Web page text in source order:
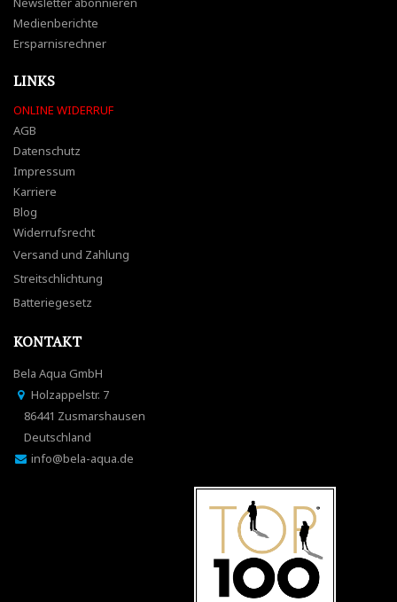
Medienberichte
Ersparnisrechner
LINKS
ONLINE WIDERRUF
AGB
Datenschutz
Impressum
Karriere
Blog
Widerrufsrecht
Versand und Zahlung
Streitschlichtung
Batteriegesetz
KONTAKT
Bela Aqua GmbH
Holzappelstr. 7
86441 Zusmarshausen
Deutschland
info@bela-aqua.de